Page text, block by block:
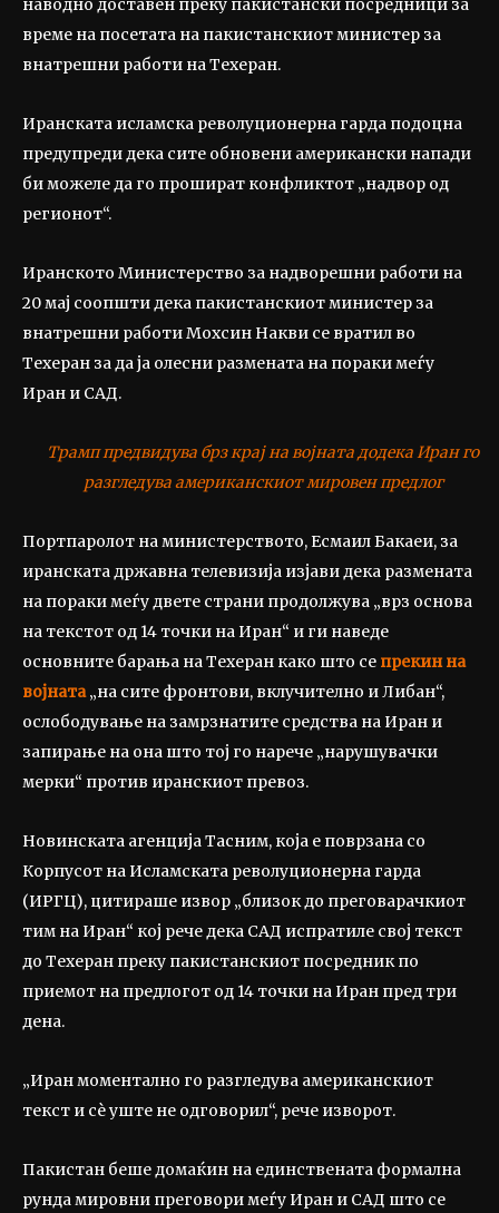
наводно доставен преку пакистански посредници за
време на посетата на пакистанскиот министер за
внатрешни работи на Техеран.
Иранската исламска револуционерна гарда подоцна
предупреди дека сите обновени американски напади
би можеле да го прошират конфликтот „надвор од
регионот“.
Иранското Министерство за надворешни работи на
20 мај соопшти дека пакистанскиот министер за
внатрешни работи Мохсин Накви се вратил во
Техеран за да ја олесни размената на пораки меѓу
Иран и САД.
Трамп предвидува брз крај на војната додека Иран го
разгледува американскиот мировен предлог
Портпаролот на министерството, Есмаил Бакаеи, за
иранската државна телевизија изјави дека размената
на пораки меѓу двете страни продолжува „врз основа
на текстот од 14 точки на Иран“ и ги наведе
основните барања на Техеран како што се прекин на
војната„на сите фронтови, вклучително и Либан“,
ослободување на замрзнатите средства на Иран и
запирање на она што тој го нарече „нарушувачки
мерки“ против иранскиот превоз.
Новинската агенција Тасним, која е поврзана со
Корпусот на Исламската револуционерна гарда
(ИРГЦ), цитираше извор „близок до преговарачкиот
тим на Иран“ кој рече дека САД испратиле свој текст
до Техеран преку пакистанскиот посредник по
приемот на предлогот од 14 точки на Иран пред три
дена.
„Иран моментално го разгледува американскиот
текст и сè уште не одговорил“, рече изворот.
Пакистан беше домаќин на единствената формална
рунда мировни преговори меѓу Иран и САД што се